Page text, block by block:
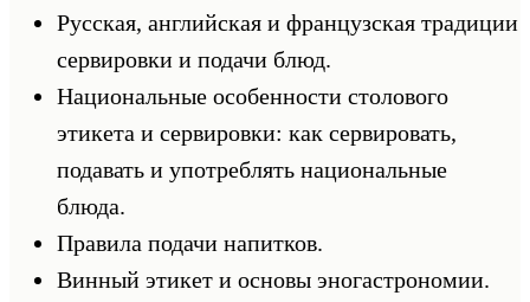
Русская, английская и французская традиции
сервировки и подачи блюд.
Национальные особенности столового
этикета и сервировки: как сервировать,
подавать и употреблять национальные
блюда.
Правила подачи напитков.
Винный этикет и основы эногастрономии.